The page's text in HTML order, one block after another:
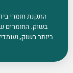
התקנת חומרי
בשוק. החומרים
ביותר בשוק,